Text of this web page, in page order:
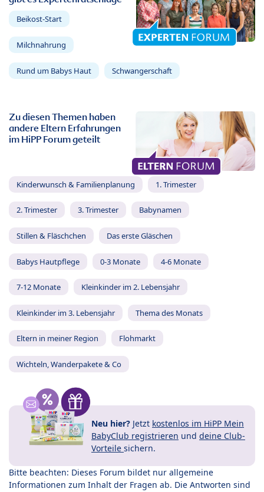
Beikost-Start
Milchnahrung
Rund um Babys Haut Schwangerschaft
Zu diesen Themen haben
andere Eltern Erfahrungen
im HiPP Forum geteilt
Kinderwunsch & Familienplanung 1. Trimester
2. Trimester 3. Trimester Babynamen
Stillen & Fläschchen Das erste Gläschen
Babys Hautpflege 0-3 Monate 4-6 Monate
7-12 Monate Kleinkinder im 2. Lebensjahr
Kleinkinder im 3. Lebensjahr Thema des Monats
Eltern in meiner Region Flohmarkt
Wichteln, Wanderpakete & Co
Neu hier? Jetzt kostenlos im HiPP Mein
BabyClub registrieren und deine Club-
Vorteile sichern.
Bitte beachten: Dieses Forum bildet nur allgemeine
Informationen zum Inhalt der Fragen ab. Die Antworten sind